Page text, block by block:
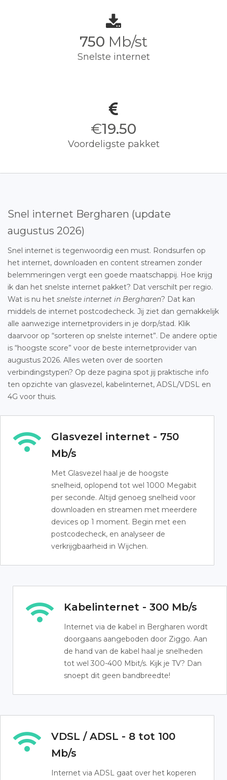
750 Mb/st
Snelste internet
€19.50
Voordeligste pakket
Snel internet Bergharen (update
augustus 2026)
Snel internet is tegenwoordig een must. Rondsurfen op
het internet, downloaden en content streamen zonder
belemmeringen vergt een goede maatschappij. Hoe krijg
ik dan het snelste internet pakket? Dat verschilt per regio.
Wat is nu het snelste internet in Bergharen? Dat kan
middels de internet postcodecheck. Jij ziet dan gemakkelijk
alle aanwezige internetproviders in je dorp/stad. Klik
daarvoor op “sorteren op snelste internet”. De andere optie
is “hoogste score” voor de beste internetprovider van
augustus 2026. Alles weten over de soorten
verbindingstypen? Op deze pagina spot jij praktische info
ten opzichte van glasvezel, kabelinternet, ADSL/VDSL en
4G voor thuis.
Glasvezel internet - 750
Mb/s
Met Glasvezel haal je de hoogste
snelheid, oplopend tot wel 1000 Megabit
per seconde. Altijd genoeg snelheid voor
downloaden en streamen met meerdere
devices op 1 moment. Begin met een
postcodecheck, en analyseer de
verkrijgbaarheid in Wijchen.
Kabelinternet - 300 Mb/s
Internet via de kabel in Bergharen wordt
doorgaans aangeboden door Ziggo. Aan
de hand van de kabel haal je snelheden
tot wel 300-400 Mbit/s. Kijk je TV? Dan
snoept dit geen bandbreedte!
VDSL / ADSL - 8 tot 100
Mb/s
Internet via ADSL gaat over het koperen